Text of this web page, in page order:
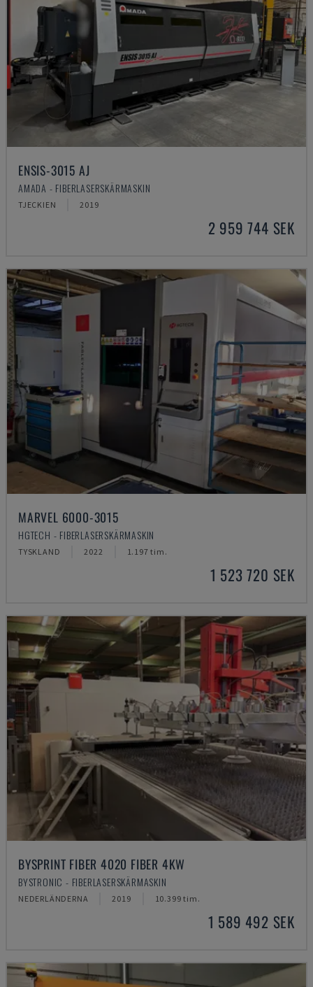
ENSIS-3015 AJ
AMADA - FIBERLASERSKÄRMASKIN
TJECKIEN 2019
2 959 744 SEK
MARVEL 6000-3015
HGTECH - FIBERLASERSKÄRMASKIN
TYSKLAND 2022 1.197 tim.
1 523 720 SEK
BYSPRINT FIBER 4020 FIBER 4KW
BYSTRONIC - FIBERLASERSKÄRMASKIN
NEDERLÄNDERNA 2019 10.399 tim.
1 589 492 SEK